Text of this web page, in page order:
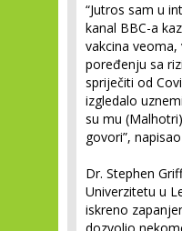
“Jutros sam u
kanal BBC-a
vakcina
poređenju sa
spriječiti od
izgledalo
su mu
govori”,
Dr. Stephen
Univerzitetu u
iskreno